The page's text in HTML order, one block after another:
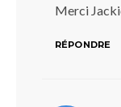
Merci
RÉPONDRE